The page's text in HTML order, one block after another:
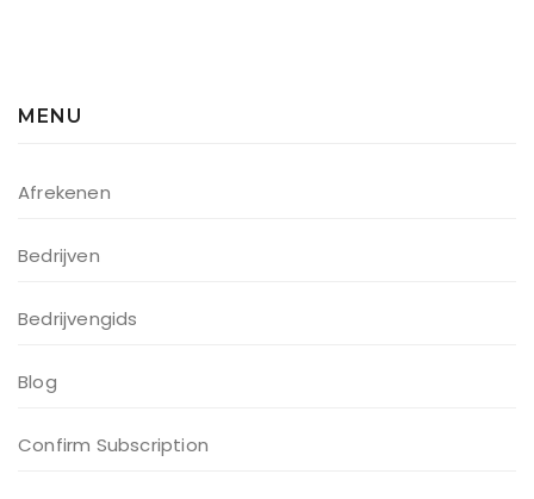
MENU
Afrekenen
Bedrijven
Bedrijvengids
Blog
Confirm Subscription